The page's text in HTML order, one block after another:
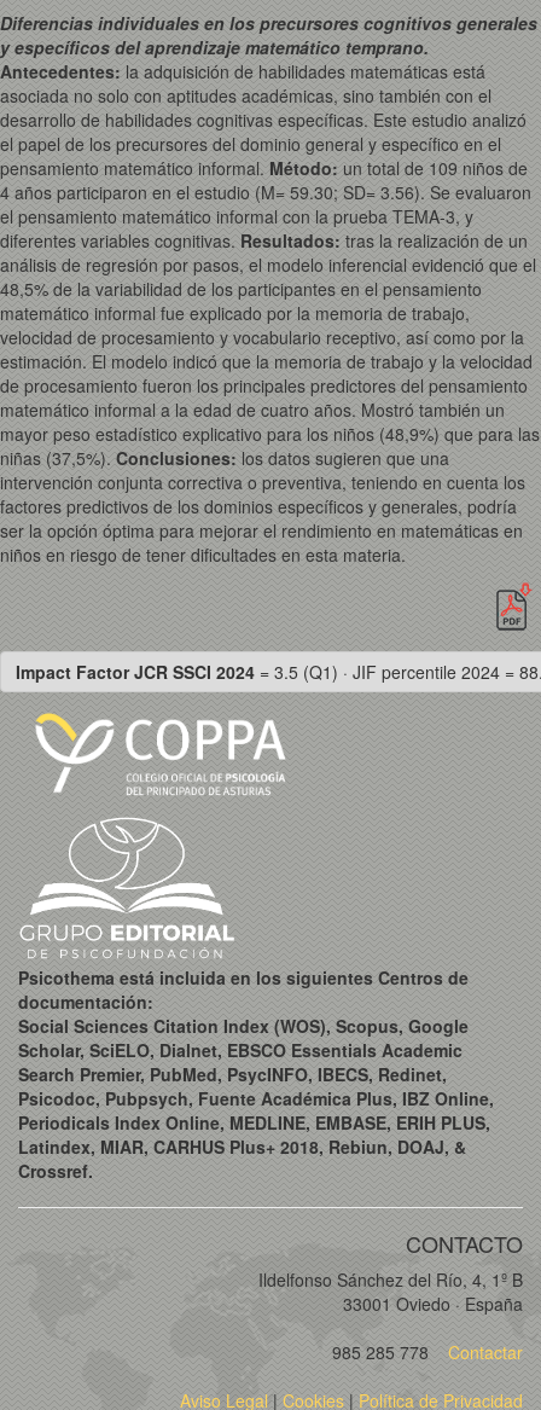
Diferencias individuales en los precursores cognitivos generales
y específicos del aprendizaje matemático temprano.
Antecedentes: la adquisición de habilidades matemáticas está
asociada no solo con aptitudes académicas, sino también con el
desarrollo de habilidades cognitivas específicas. Este estudio analizó
el papel de los precursores del dominio general y específico en el
pensamiento matemático informal. Método: un total de 109 niños de
4 años participaron en el estudio (M= 59.30; SD= 3.56). Se evaluaron
el pensamiento matemático informal con la prueba TEMA-3, y
diferentes variables cognitivas. Resultados: tras la realización de un
análisis de regresión por pasos, el modelo inferencial evidenció que el
48,5% de la variabilidad de los participantes en el pensamiento
matemático informal fue explicado por la memoria de trabajo,
velocidad de procesamiento y vocabulario receptivo, así como por la
estimación. El modelo indicó que la memoria de trabajo y la velocidad
de procesamiento fueron los principales predictores del pensamiento
matemático informal a la edad de cuatro años. Mostró también un
mayor peso estadístico explicativo para los niños (48,9%) que para las
niñas (37,5%). Conclusiones: los datos sugieren que una
intervención conjunta correctiva o preventiva, teniendo en cuenta los
factores predictivos de los dominios específicos y generales, podría
ser la opción óptima para mejorar el rendimiento en matemáticas en
niños en riesgo de tener dificultades en esta materia.
Impact Factor JCR SSCI 2024 = 3.5 (Q1) · JIF percentile 2024 =
Psicothema está incluida en los siguientes Centros de
documentación:
Social Sciences Citation Index (WOS), Scopus, Google
Scholar, SciELO, Dialnet, EBSCO Essentials Academic
Search Premier, PubMed, PsycINFO, IBECS, Redinet,
Psicodoc, Pubpsych, Fuente Académica Plus, IBZ Online,
Periodicals Index Online, MEDLINE, EMBASE, ERIH PLUS,
Latindex, MIAR, CARHUS Plus+ 2018, Rebiun, DOAJ, &
Crossref.
CONTACTO
Ildelfonso Sánchez del Río, 4, 1º B
33001 Oviedo · España
985 285 778
Contactar
Aviso Legal| Cookies | Política de Privacidad